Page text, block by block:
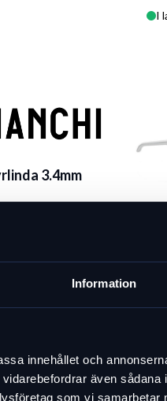
Information
innehållet och
även
som vi
I
3.4mm
I